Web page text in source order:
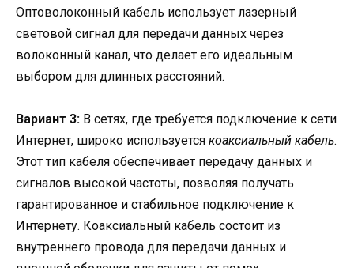
Оптоволоконный кабель использует лазерный
световой сигнал для передачи данных через
волоконный канал, что делает его идеальным
выбором для длинных расстояний.
Вариант 3: В сетях, где требуется подключение к сети
Интернет, широко используется коаксиальный кабель.
Этот тип кабеля обеспечивает передачу данных и
сигналов высокой частоты, позволяя получать
гарантированное и стабильное подключение к
Интернету. Коаксиальный кабель состоит из
внутреннего провода для передачи данных и